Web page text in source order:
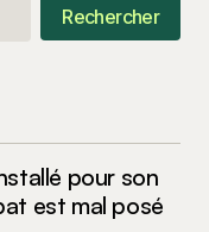
Rechercher
pour son
est mal posé